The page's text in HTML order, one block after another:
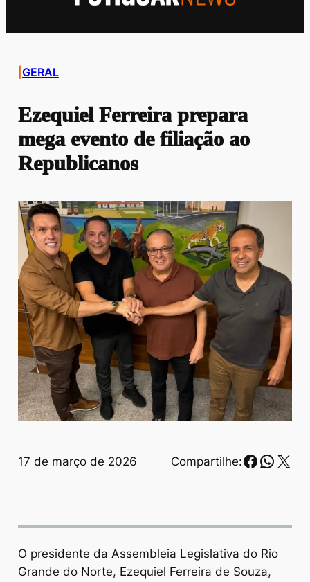
GERAL
Ezequiel Ferreira prepara
mega evento de filiação ao
Republicanos
17 de março de 2026 Compartilhe: X
O presidente da Assembleia Legislativa do Rio
Grande do Norte, Ezequiel Ferreira de Souza,